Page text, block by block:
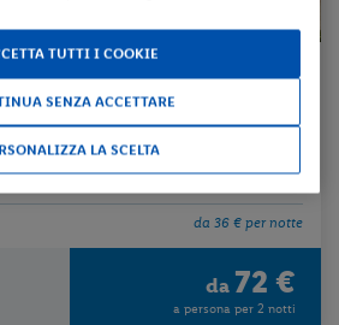
da 36 € per notte
da 72 €
a persona per 2 notti
TUTTI I COOKIE
SENZA ACCETTARE
LA SCELTA